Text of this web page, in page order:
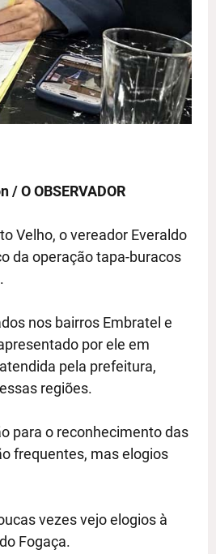
O OBSERVADOR
Velho, o vereador Everaldo
da operação tapa-buracos
nos bairros Embratel e
por ele em
pela prefeitura,
regiões.
para o reconhecimento das
frequentes, mas elogios
vezes vejo elogios à
Fogaça.